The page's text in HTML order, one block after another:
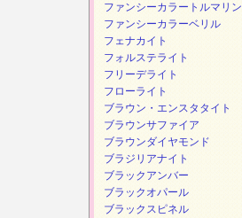
ファンシーカラートルマリン
ファンシーカラーベリル
フェナカイト
フォルステライト
フリーデライト
フローライト
ブラウン・エンスタタイト
ブラウンサファイア
ブラウンダイヤモンド
ブラジリアナイト
ブラックアンバー
ブラックオパール
ブラックスピネル